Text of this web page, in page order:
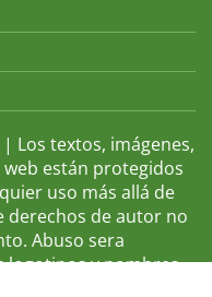
Los textos, imágenes,
están protegidos
uso más allá de
derechos de autor no
Abuso sera
logotipos y nombres